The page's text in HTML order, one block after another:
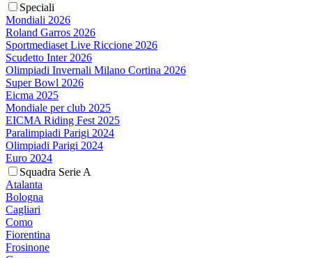
Speciali
Mondiali 2026
Roland Garros 2026
Sportmediaset Live Riccione 2026
Scudetto Inter 2026
Olimpiadi Invernali Milano Cortina 2026
Super Bowl 2026
Eicma 2025
Mondiale per club 2025
EICMA Riding Fest 2025
Paralimpiadi Parigi 2024
Olimpiadi Parigi 2024
Euro 2024
Squadra Serie A
Atalanta
Bologna
Cagliari
Como
Fiorentina
Frosinone